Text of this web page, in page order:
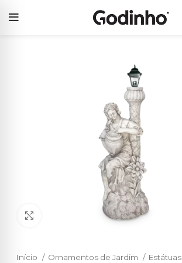
Click to enlarge
Início Ornamentos de Jardim Estátuas